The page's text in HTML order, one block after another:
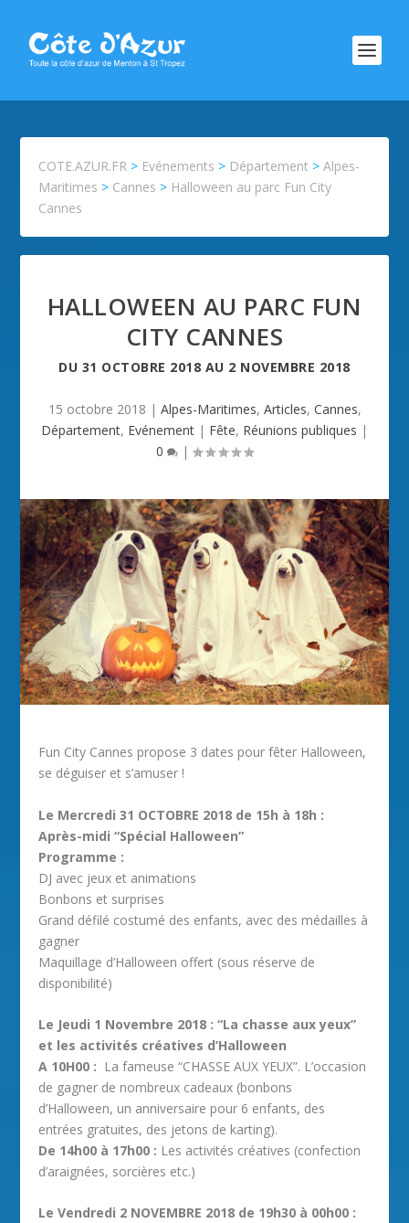
COTE.AZUR.FR > Evénements > Département >Alpes-
Maritimes > Cannes > Halloween au parc Fun City
Cannes
HALLOWEEN AU PARC FUN
CITY CANNES
DU 31 OCTOBRE 2018 AU 2 NOVEMBRE 2018
15 octobre 2018 | Alpes-Maritimes, Articles, Cannes,
Département, Evénement | Fête, Réunions publiques |
0
|
Fun City Cannes propose 3 dates pour fêter Halloween,
se déguiser et s’amuser !
Le Mercredi 31 OCTOBRE 2018 de 15h à 18h :
Après-midi “Spécial Halloween”
Programme :
DJ avec jeux et animations
Bonbons et surprises
Grand défilé costumé des enfants, avec des médailles à
gagner
Maquillage d’Halloween offert (sous réserve de
disponibilité)
Le Jeudi 1 Novembre 2018 : “La chasse aux yeux”
et les activités créatives d’Halloween
A 10H00 : La fameuse “CHASSE AUX YEUX”. L’occasion
de gagner de nombreux cadeaux (bonbons
d’Halloween, un anniversaire pour 6 enfants, des
entrées gratuites, des jetons de karting).
De 14h00 à 17h00 : Les activités créatives (confection
d’araignées, sorcières etc.)
Le Vendredi 2 NOVEMBRE 2018 de 19h30 à 00h00 :